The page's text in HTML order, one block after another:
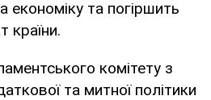
економіку та погіршить
країни.
комітету з
та митної політики